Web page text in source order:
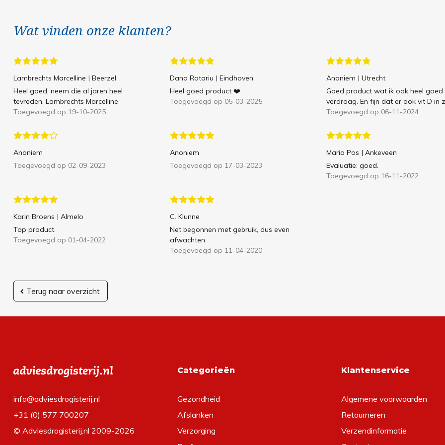
Wat vinden onze klanten?
Lambrechts Marcelline | Beerzel
Heel goed, neem die al jaren heel
tevreden. Lambrechts Marcelline
Toegevoegd op 19-10-2025
Dana Rotariu | Eindhoven
Heel goed product ❤️
Toegevoegd op 05-03-2025
Anoniem | Utrecht
Goed product wat ik ook heel goed
verdraag. En fijn dat er ook vit D in
Toegevoegd op 06-11-2024
Anoniem
Toegevoegd op 02-09-2023
Anoniem
Toegevoegd op 17-03-2023
Maria Pos | Ankeveen
Evaluatie: goed.
Toegevoegd op 16-11-2022
Karin Broens | Almelo
Top product.
Toegevoegd op 01-04-2022
C. Klunne
Net begonnen met gebruik, dus even
afwachten.
Toegevoegd op 11-04-2020
Terug naar overzicht
info@adviesdrogisterij.nl
+31 (0) 577 700207
© Adviesdrogisterij.nl 2009-2026
Categorieën
Gezondheid
Afslanken
Verzorging
Klantenservice
Algemene voorwaarden
Retourneren
Verzendinformatie